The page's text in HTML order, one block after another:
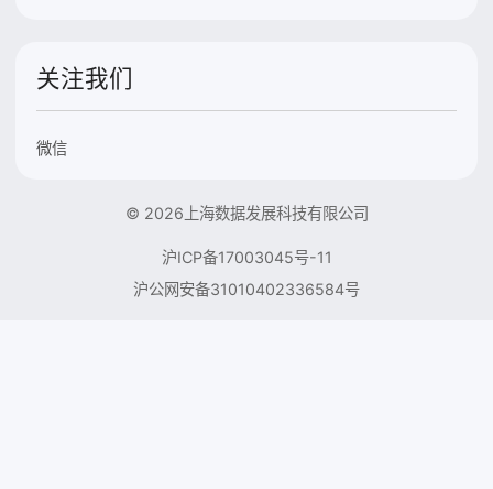
关注我们
微信
© 2026上海数据发展科技有限公司
沪ICP备17003045号-11
沪公网安备31010402336584号